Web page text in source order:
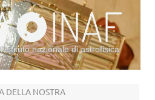
nazionale di astrofisica
DELLA NOSTRA